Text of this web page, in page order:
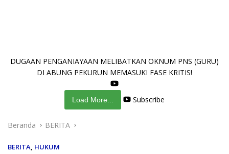
DUGAAN PENGANIAYAAN MELIBATKAN OKNUM PNS (GURU)
DI ABUNG PEKURUN MEMASUKI FASE KRITIS!
Load More... Subscribe
Beranda BERITA
BERITA, HUKUM